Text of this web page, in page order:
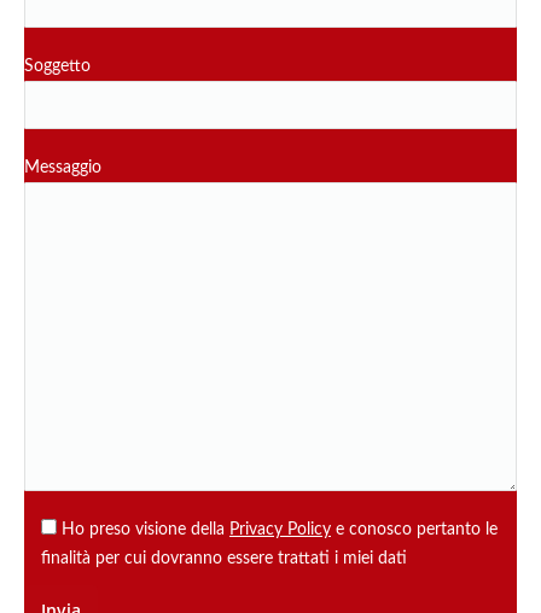
Soggetto
Messaggio
Ho preso visione della Privacy Policy e conosco pertanto le
finalità per cui dovranno essere trattati i miei dati